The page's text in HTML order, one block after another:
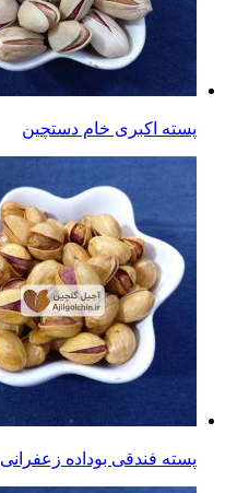
پسته اکبری خام دستچین
پسته فندقی بوداده زعفرانی